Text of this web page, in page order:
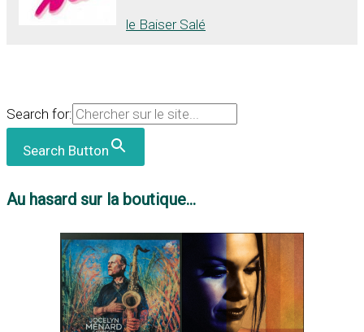
le Baiser Salé
Search for:
Search Button
Au hasard sur la boutique...